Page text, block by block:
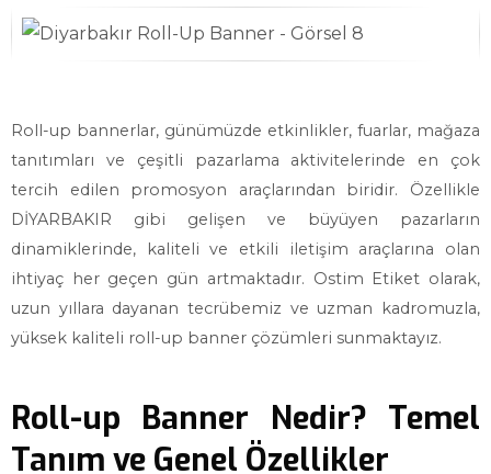
Roll-up bannerlar, günümüzde etkinlikler, fuarlar, mağaza
tanıtımları ve çeşitli pazarlama aktivitelerinde en çok
tercih edilen promosyon araçlarından biridir. Özellikle
DİYARBAKIR gibi gelişen ve büyüyen pazarların
dinamiklerinde, kaliteli ve etkili iletişim araçlarına olan
ihtiyaç her geçen gün artmaktadır. Ostim Etiket olarak,
uzun yıllara dayanan tecrübemiz ve uzman kadromuzla,
yüksek kaliteli roll-up banner çözümleri sunmaktayız.
Roll-up Banner Nedir? Temel
Tanım ve Genel Özellikler